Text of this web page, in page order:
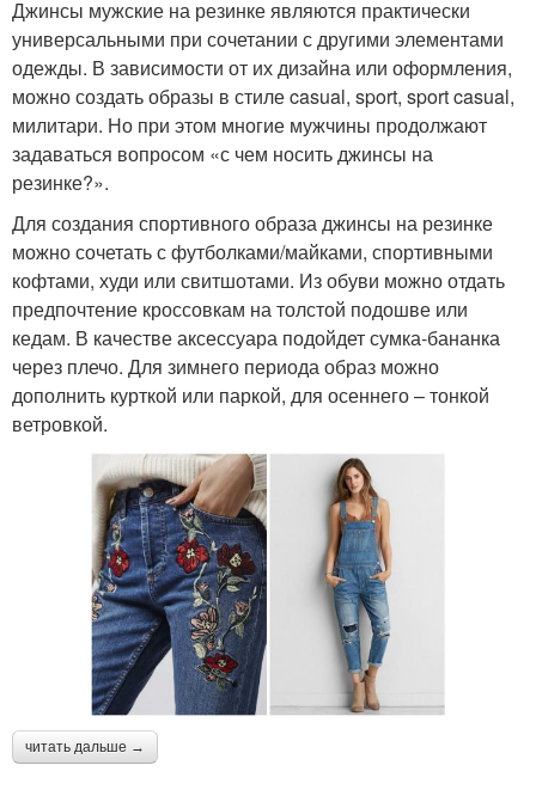
Джинсы мужские на резинке являются практически
универсальными при сочетании с другими элементами
одежды. В зависимости от их дизайна или оформления,
можно создать образы в стиле casual, sport, sport casual,
милитари. Но при этом многие мужчины продолжают
задаваться вопросом «с чем носить джинсы на
резинке?».
Для создания спортивного образа джинсы на резинке
можно сочетать с футболками/майками, спортивными
кофтами, худи или свитшотами. Из обуви можно отдать
предпочтение кроссовкам на толстой подошве или
кедам. В качестве аксессуара подойдет сумка-бананка
через плечо. Для зимнего периода образ можно
дополнить курткой или паркой, для осеннего – тонкой
ветровкой.
читать дальше →